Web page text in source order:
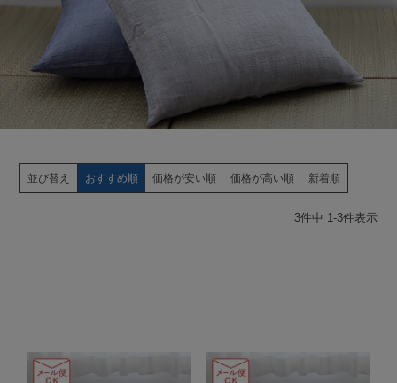
並び替え おすすめ順 価格が安い順 価格が高い順 新着順
3件中 1-3件表示